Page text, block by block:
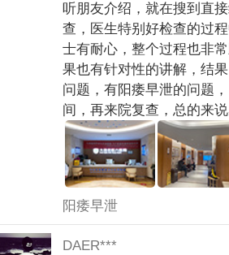
听朋友介绍，就在搜到直
查，医生特别好检查的过
士有耐心，整个过程也非
果也有针对性的讲解，结
问题，有阳痿早泄的问题
间，再来院复查，总的来说
阳痿早泄
DAER***